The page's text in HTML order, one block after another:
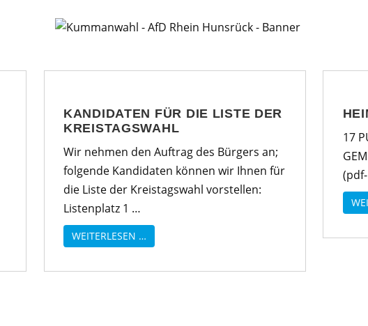
KANDIDATEN FÜR DIE LISTE DER
KREISTAGSWAHL
Wir nehmen den Auftrag des Bürgers an;
folgende Kandidaten können wir Ihnen für
die Liste der Kreistagswahl vorstellen:
Listenplatz 1 …
WEITERLESEN …
17